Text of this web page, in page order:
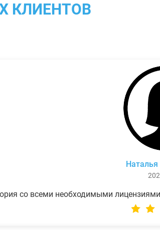
КЛИЕНТОВ
со всеми необходимыми